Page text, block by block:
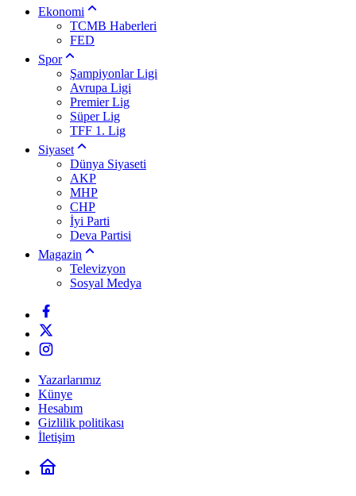
Ekonomi
TCMB Haberleri
FED
Spor
Şampiyonlar Ligi
Avrupa Ligi
Premier Lig
Süper Lig
TFF 1. Lig
Siyaset
Dünya Siyaseti
AKP
MHP
CHP
İyi Parti
Deva Partisi
Magazin
Televizyon
Sosyal Medya
Yazarlarımız
Künye
Hesabım
Gizlilik politikası
İletişim